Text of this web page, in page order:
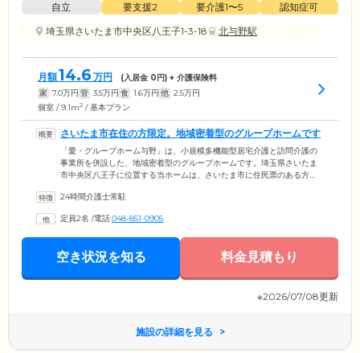
自立 要支援2 要介護1〜5
認知症可
埼玉県さいたま市中央区八王子1-3-18
北与野駅
月額14.6 万円 (入居金 0円) + 介護保険料
家 7.0万円 管 3.5万円 食 1.6万円 他 2.5万円
個室 / 9.1m2 / 基本プラン
さいたま市在住の方限定。地域密着型のグループホームです
「愛・グループホーム与野」は、小規模多機能型居宅介護と訪問介護の
事業所を併設した、地域密着型のグループホームです。埼玉県さいたま
市中央区八王子に位置する当ホームは、さいたま市に住民票のある方
18名のご入居者様とスタッフが一緒に暮らす、アットホームさが魅力の
365日切れ目のない介護サポートを受けることが可能。お一人おひとりの
状態に合わせたきめ細やかなサービスを実現するため、個別の介護計画
24時間介護士常駐
定員2名 /電話048-851-0905
空き状況を知る 料金見積もり
※2026/07/08更新
施設の詳細を見る